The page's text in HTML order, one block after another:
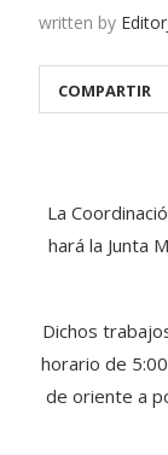
written by
COMPARTIR
La
hará la Junta
Dichos
horario de
de oriente a